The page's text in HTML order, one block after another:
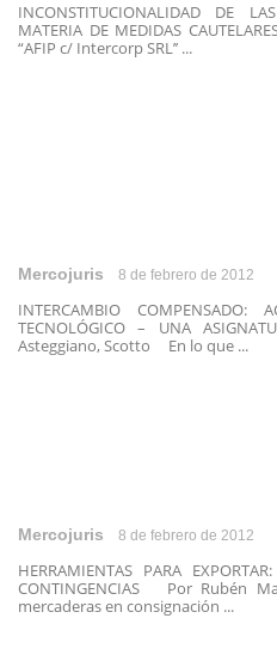
INCONSTITUCIONALIDAD DE
MATERIA DE MEDIDAS
“AFIP c/ Intercorp SRL’’ ...
Mercojuris 8 de febrero de 2012
INTERCAMBIO COMPENSADO:
TECNOLÓGICO – UNA
Asteggiano, Scotto En lo que ...
Mercojuris 8 de febrero de 2012
HERRAMIENTAS PARA
CONTINGENCIAS Por Rubén
mercaderas en consignación ...